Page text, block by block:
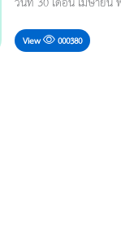
View 000380